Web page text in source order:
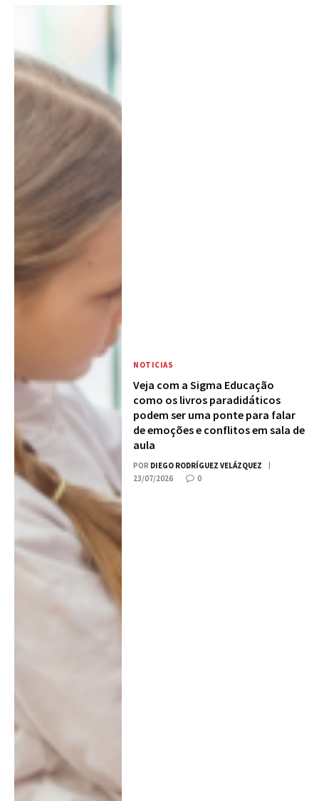
NOTICIAS
Veja com a Sigma Educação
como os livros paradidáticos
podem ser uma ponte para falar
de emoções e conflitos em sala de
aula
POR DIEGO RODRÍGUEZ VELÁZQUEZ
23/07/2026
0